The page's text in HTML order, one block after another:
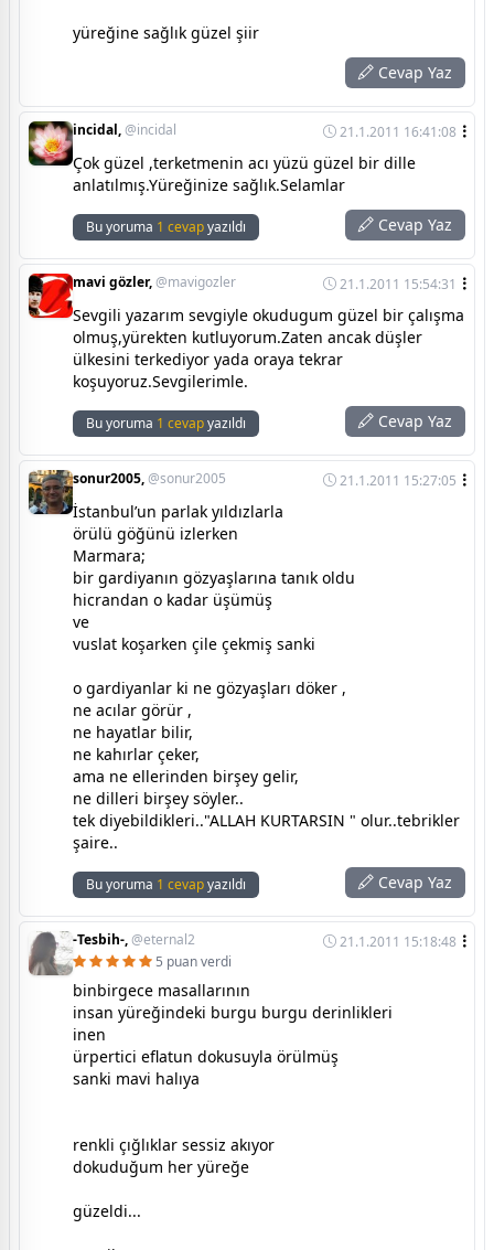
yüreğine sağlık güzel şiir
Cevap Yaz
incidal,@incidal 21.1.2011 16:41:08
Çok güzel ,terketmenin acı yüzü güzel bir dille
anlatılmış.Yüreğinize sağlık.Selamlar
Bu yoruma 1 cevapyazıldı Cevap Yaz
mavi gözler,@mavigozler 21.1.2011 15:54:31
Sevgili yazarım sevgiyle okudugum güzel bir çalışma
olmuş,yürekten kutluyorum.Zaten ancak düşler
ülkesini terkediyor yada oraya tekrar
koşuyoruz.Sevgilerimle.
Bu yoruma 1 cevapyazıldı Cevap Yaz
sonur2005,@sonur2005 21.1.2011 15:27:05
İstanbul’un parlak yıldızlarla
örülü göğünü izlerken
Marmara;
bir gardiyanın gözyaşlarına tanık oldu
hicrandan o kadar üşümüş
ve
vuslat koşarken çile çekmiş sanki
o gardiyanlar ki ne gözyaşları döker ,
ne acılar görür ,
ne hayatlar bilir,
ne kahırlar çeker,
ama ne ellerinden birşey gelir,
ne dilleri birşey söyler..
tek diyebildikleri.."ALLAH KURTARSIN " olur..tebrikler
şaire..
Bu yoruma 1 cevapyazıldı Cevap Yaz
-Tesbih-,@eternal2
21.1.2011 15:18:48
5 puan verdi
binbirgece masallarının
insan yüreğindeki burgu burgu derinlikleri
inen
ürpertici eflatun dokusuyla örülmüş
sanki mavi halıya
renkli çığlıklar sessiz akıyor
dokuduğum her yüreğe
güzeldi...